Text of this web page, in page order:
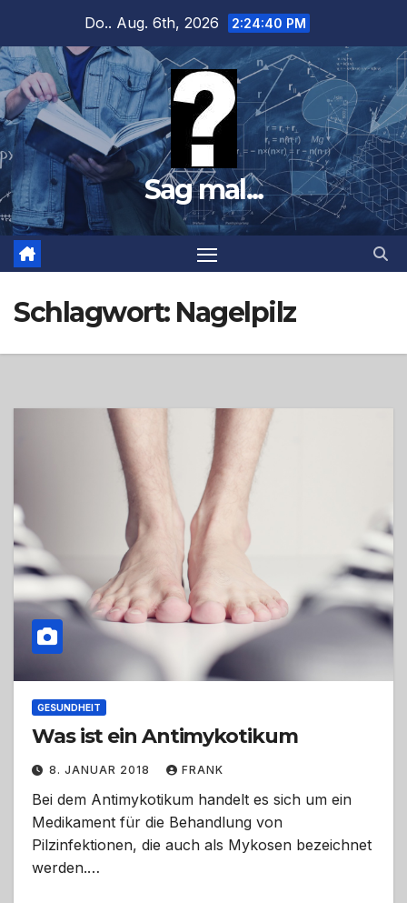
springen
Do.. Aug. 6th, 2026 2:24:41 PM
Sag mal...
Schlagwort: Nagelpilz
GESUNDHEIT
Was ist ein Antimykotikum
8. JANUAR 2018 FRANK
Bei dem Antimykotikum handelt es sich um ein
Medikament für die Behandlung von
Pilzinfektionen, die auch als Mykosen bezeichnet
werden.…